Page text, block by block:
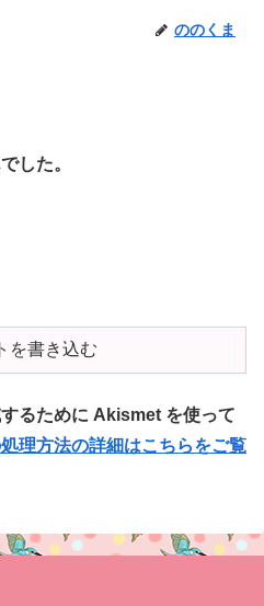
ののくま
した。
を書き込む
るために Akismet を使って
理方法の詳細はこちらをご覧